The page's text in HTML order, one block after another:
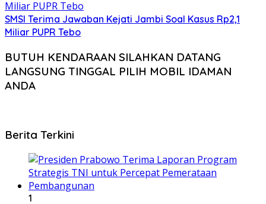
SMSI Terima Jawaban Kejati Jambi Soal Kasus Rp2,1
Miliar PUPR Tebo
BUTUH KENDARAAN SILAHKAN DATANG
LANGSUNG TINGGAL PILIH MOBIL IDAMAN
ANDA
Berita Terkini
1